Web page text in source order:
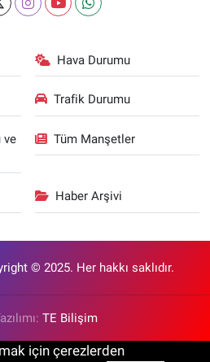
Hava Durumu
Trafik Durumu
ve
Tüm Manşetler
Haber Arşivi
© 2025. Her hakkı saklıdır.
TE Bilişim
için çerezlerden